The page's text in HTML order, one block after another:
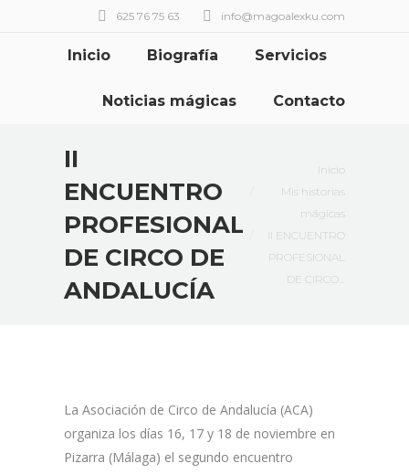
625 76 75 63 info@magoalexku.com
Inicio Biografía Servicios
Noticias mágicas Contacto
II
ENCUENTRO
PROFESIONAL
DE CIRCO DE
ANDALUCÍA
Inicio
Mis historias
mágicas
II ENCUENTRO
PROFESIONAL
DE CIRCO…
La Asociación de Circo de Andalucía (ACA)
organiza los días 16, 17 y 18 de noviembre en
Pizarra (Málaga) el segundo encuentro